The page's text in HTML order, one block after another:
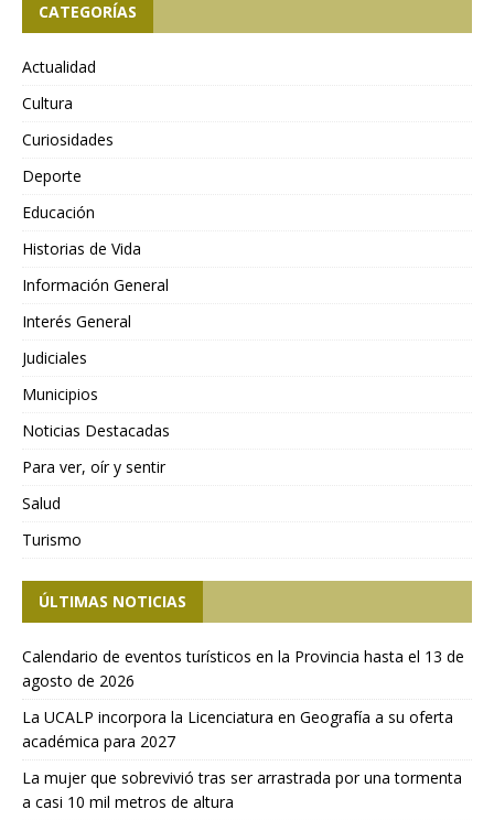
CATEGORÍAS
Actualidad
Cultura
Curiosidades
Deporte
Educación
Historias de Vida
Información General
Interés General
Judiciales
Municipios
Noticias Destacadas
Para ver, oír y sentir
Salud
Turismo
ÚLTIMAS NOTICIAS
Calendario de eventos turísticos en la Provincia hasta el 13 de
agosto de 2026
La UCALP incorpora la Licenciatura en Geografía a su oferta
académica para 2027
La mujer que sobrevivió tras ser arrastrada por una tormenta
a casi 10 mil metros de altura